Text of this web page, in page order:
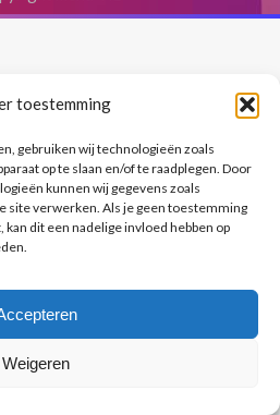
toestemming
gebruiken wij technologieën zoals
op te slaan en/of te raadplegen. Door
kunnen wij gegevens zoals
site verwerken. Als je geen toestemming
dit een nadelige invloed hebben op
Weigeren